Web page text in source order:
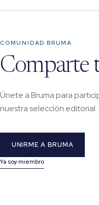
COMUNIDAD BRUMA
Comparte
Únete a Bruma para
nuestra selección editorial.
UNIRME A BRUMA
Ya soy miembro